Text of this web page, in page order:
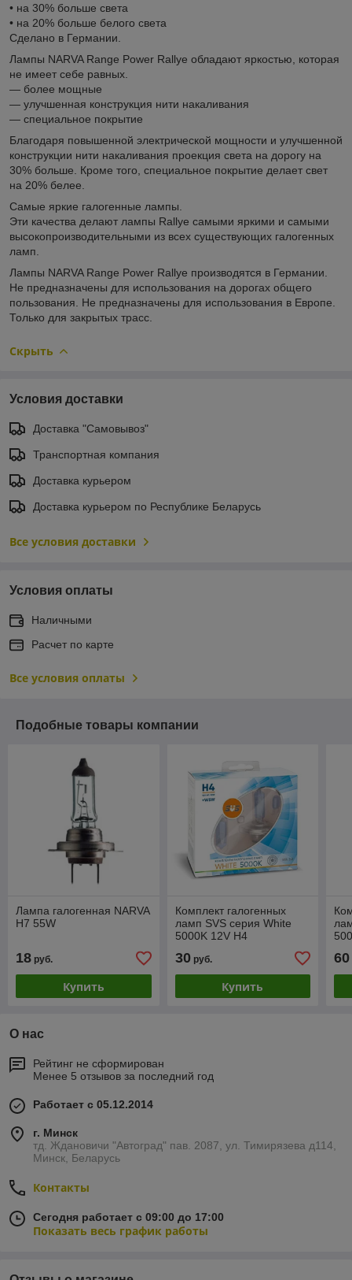
• на 30% больше света
• на 20% больше белого света
Сделано в Германии.
Лампы NARVA Range Power Rallye обладают яркостью, которая
не имеет себе равных.
— более мощные
— улучшенная конструкция нити накаливания
— специальное покрытие
Благодаря повышенной электрической мощности и улучшенной
конструкции нити накаливания проекция света на дорогу на
30% больше. Кроме того, специальное покрытие делает свет
на 20% белее.
Самые яркие галогенные лампы.
Эти качества делают лампы Rallye самыми яркими и самыми
высокопроизводительными из всех существующих галогенных
ламп.
Лампы NARVA Range Power Rallye производятся в Германии.
Не предназначены для использования на дорогах общего
пользования. Не предназначены для использования в Европе.
Только для закрытых трасс.
Скрыть
Условия доставки
Доставка "Самовывоз"
Транспортная компания
Доставка курьером
Доставка курьером по Республике Беларусь
Все условия доставки
Условия оплаты
Наличными
Расчет по карте
Все условия оплаты
Подобные товары компании
Лампа галогенная NARVA
H7 55W
18 руб.
Купить
Комплект галогенных
ламп SVS серия White
5000K 12V H4
30руб.
Купить
60
О нас
Рейтинг не сформирован
Менее 5 отзывов за последний год
Работает с 05.12.2014
г. Минск
тд. Ждановичи "Автоград" пав. 2087, ул. Тимирязева д114,
Минск, Беларусь
Контакты
Сегодня работает с 09:00 до 17:00
Показать весь график работы